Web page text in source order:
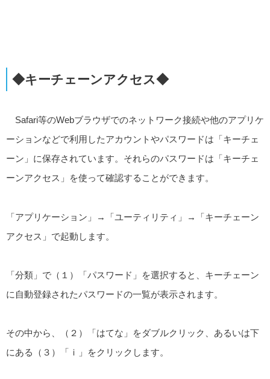
◆キーチェーンアクセス◆
Safari等のWebブラウザでのネットワーク接続や他のアプリケ
ーションなどで利用したアカウントやパスワードは「キーチェ
ーン」に保存されています。それらのパスワードは「キーチェ
ーンアクセス」を使って確認することができます。
「アプリケーション」→「ユーティリティ」→「キーチェーン
アクセス」で起動します。
「分類」で（１）「パスワード」を選択すると、キーチェーン
に自動登録されたパスワードの一覧が表示されます。
その中から、（２）「はてな」をダブルクリック、あるいは下
にある（３）「ｉ」をクリックします。